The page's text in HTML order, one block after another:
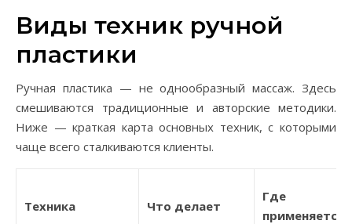
Виды техник ручной
пластики
Ручная пластика — не однообразный массаж. Здесь
смешиваются традиционные и авторские методики.
Ниже — краткая карта основных техник, с которыми
чаще всего сталкиваются клиенты.
Техника Что делает
Где
применяется